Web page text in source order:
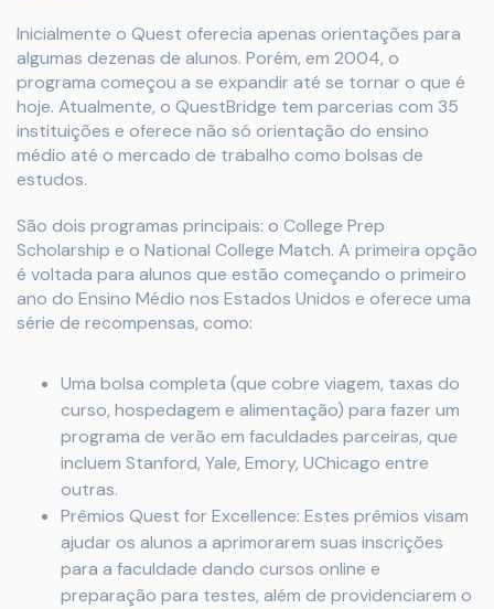
Inicialmente o Quest oferecia apenas orientações para
algumas dezenas de alunos. Porém, em 2004, o
programa começou a se expandir até se tornar o que é
hoje. Atualmente, o QuestBridge tem parcerias com 35
instituições e oferece não só orientação do ensino
médio até o mercado de trabalho como bolsas de
estudos.
São dois programas principais: o College Prep
Scholarship e o National College Match. A primeira opção
é voltada para alunos que estão começando o primeiro
ano do Ensino Médio nos Estados Unidos e oferece uma
série de recompensas, como:
Uma bolsa completa (que cobre viagem, taxas do
curso, hospedagem e alimentação) para fazer um
programa de verão em faculdades parceiras, que
incluem Stanford, Yale, Emory, UChicago entre
outras.
Prêmios Quest for Excellence: Estes prêmios visam
ajudar os alunos a aprimorarem suas inscrições
para a faculdade dando cursos online e
preparação para testes, além de providenciarem o